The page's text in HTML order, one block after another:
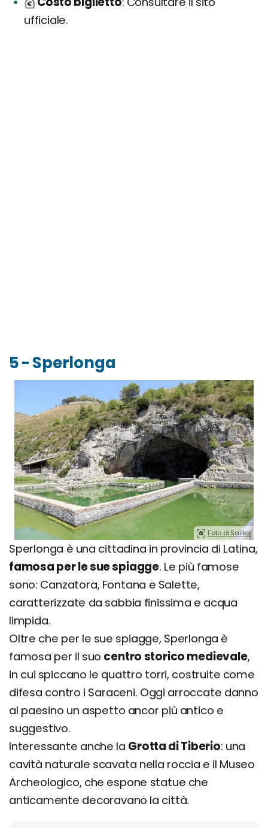
ufficiale.
5 - Sperlonga
Foto di Sailko.
Sperlonga è una cittadina in provincia di Latina,
famosa per le sue spiagge. Le più famose
sono: Canzatora, Fontana e Salette,
caratterizzate da sabbia finissima e acqua
limpida.
Oltre che per le sue spiagge, Sperlonga è
famosa per il suo centro storico medievale,
in cui spiccano le quattro torri, costruite come
difesa contro i Saraceni. Oggi arroccate danno
al paesino un aspetto ancor più antico e
suggestivo.
Interessante anche la Grotta di Tiberio: una
cavità naturale scavata nella roccia e il Museo
Archeologico, che espone statue che
anticamente decoravano la città.